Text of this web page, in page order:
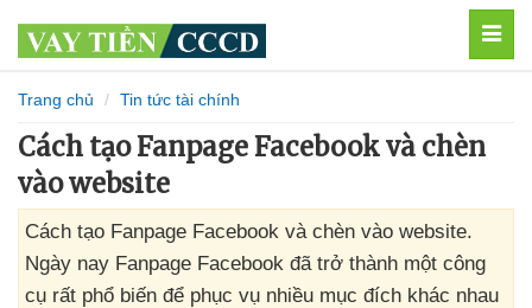
Trang chủ Tin tức tài chính
Cách tạo Fanpage Facebook và chèn
vào website
Cách tạo Fanpage Facebook và chèn vào website.
Ngày nay Fanpage Facebook đã trở thành một công
cụ rất phổ biến để phục vụ nhiều mục đích khác nhau